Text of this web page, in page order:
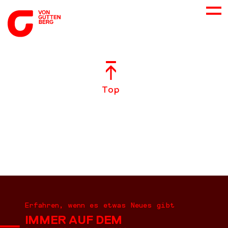
Top
Erfahren, wenn es etwas Neues gibt
IMMER AUF DEM